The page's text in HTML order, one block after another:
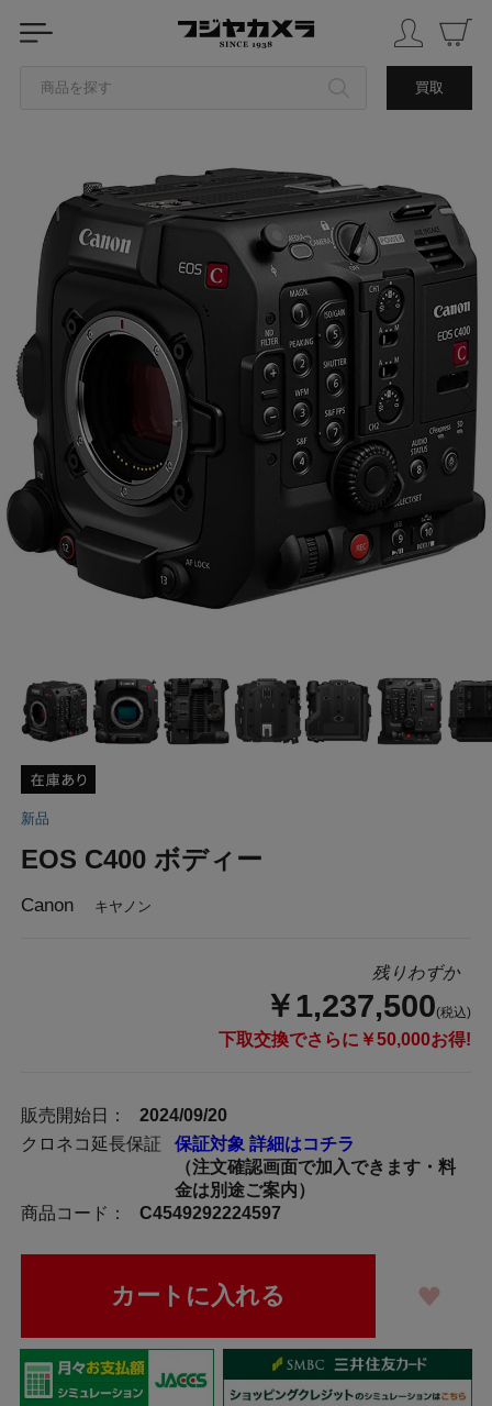
商品を探す 買取
ブランドから探す
中古品を探す
新品
EOS C400 ボディー
Canon キヤノン
残りわずか
￥1,237,500(税込)
下取交換でさらに￥50,000お得!
販売開始日：
2024/09/20
クロネコ延長保証
保証対象 詳細はコチラ
（注文確認画面で加入できます・料
金は別途ご案内）
商品コード：
C4549292224597